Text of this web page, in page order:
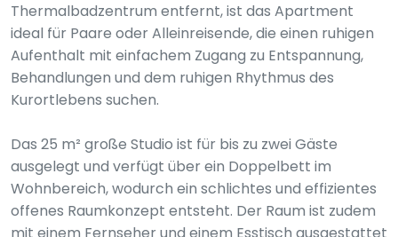
Thermalbadzentrum entfernt, ist das Apartment
ideal für Paare oder Alleinreisende, die einen ruhigen
Aufenthalt mit einfachem Zugang zu Entspannung,
Behandlungen und dem ruhigen Rhythmus des
Kurortlebens suchen.
Das 25 m² große Studio ist für bis zu zwei Gäste
ausgelegt und verfügt über ein Doppelbett im
Wohnbereich, wodurch ein schlichtes und effizientes
offenes Raumkonzept entsteht. Der Raum ist zudem